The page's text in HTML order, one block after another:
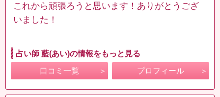
これから頑張ろうと思います！ありがとうござ
いました！
占い師 藍(あい)の情報をもっと見る
口コミ一覧 プロフィール